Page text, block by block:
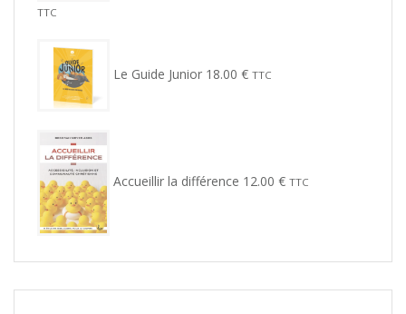
TTC
Le Guide Junior 18.00 € TTC
Accueillir la différence 12.00 € TTC